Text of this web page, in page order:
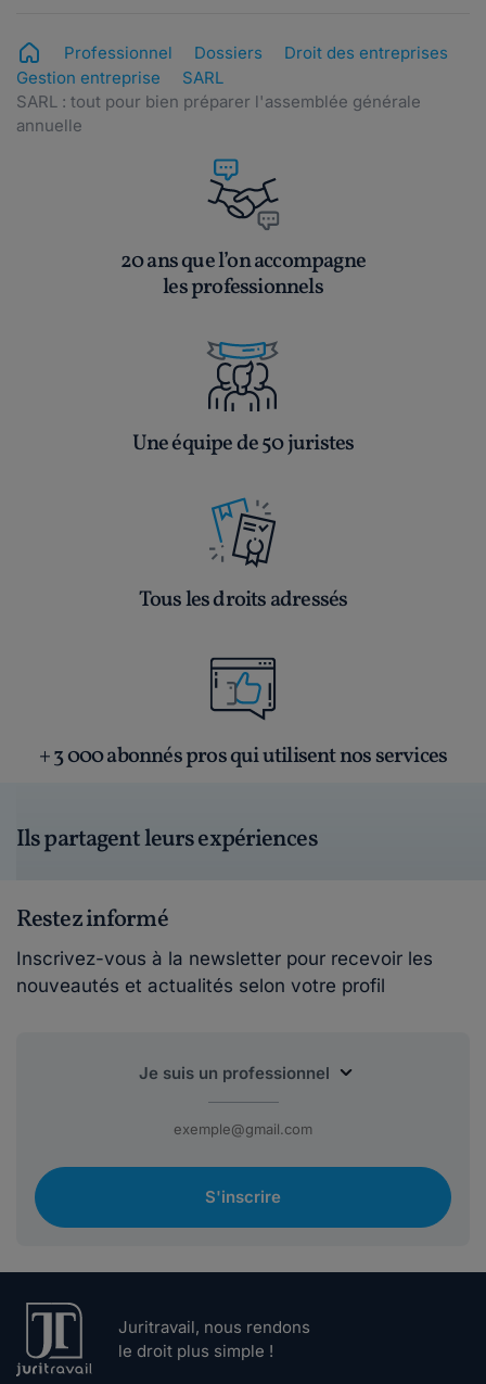
Professionnel Dossiers
Droit des entreprises
Gestion entreprise
SARL
SARL : tout pour bien préparer l'assemblée générale
annuelle
20 ans que l’on accompagne
les professionnels
Une équipe de 50 juristes
Tous les droits adressés
+ 3 000 abonnés pros qui utilisent nos services
Ils partagent leurs expériences
Restez informé
Inscrivez-vous à la newsletter pour recevoir les
nouveautés et actualités selon votre profil
S'inscrire
Juritravail, nous rendons
le droit plus simple !